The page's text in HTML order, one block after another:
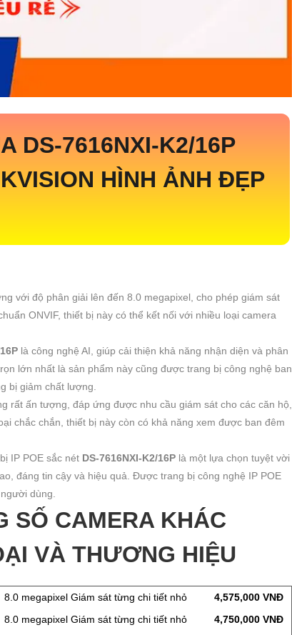
DS-7616NXI-K2/16P
HÌNH ẢNH ĐẸP
với độ phân giải lên đến 8.0 megapixel, cho phép giám sát
ONVIF, thiết bị này có thể kết nối với nhiều loại camera
là công nghệ AI, giúp cải thiện khả năng nhận diện và phân
lớn nhất là sản phẩm này cũng được trang bị công nghệ ban
bị giảm chất lượng.
rất ấn tượng, đáp ứng được nhu cầu giám sát cho các căn hộ,
chắc chắn, thiết bị này còn có khả năng xem được ban đêm
IP POE sắc nét DS-7616NXI-K2/16P là một lựa chọn tuyệt vời
đáng tin cậy và hiệu quả. Được trang bị công nghệ IP POE
dùng.
SỐ CAMERA KHÁC
VÀ THƯƠNG HIỆU
8.0 megapixel Giám sát từng chi tiết nhỏ
4,575,000 VNĐ
8.0 megapixel Giám sát từng chi tiết nhỏ 4,750,000 VNĐ